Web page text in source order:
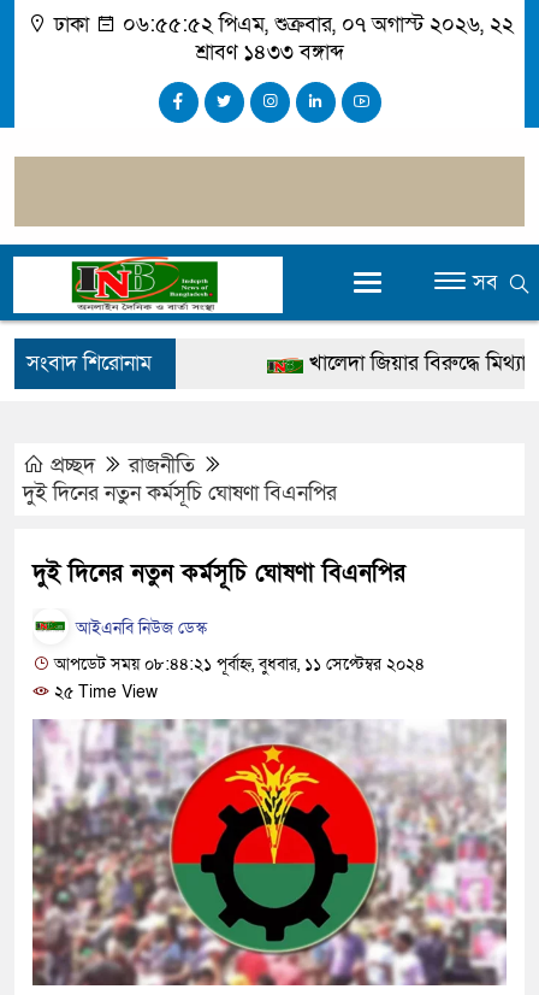
ঢাকা ০৬:৫৫:৫২ পিএম, শুক্রবার, ০৭ অগাস্ট ২০২৬, ২২
শ্রাবণ ১৪৩৩ বঙ্গাব্দ
সব
সংবাদ শিরোনাম
খালেদা জিয়ার বিরুদ্ধে মিথ্যা
হবে: প্রধানমন্ত্রী
পুলিশ কোনো দলের বা গোষ্ঠীর
স্বরাষ্ট্রমন্ত্রী
গাজীপুরে সাতজনকে হত্যার
হারুনসহ ১০ জন
ঢাকার চারপাশে সচল হবে নৌপথ,
রাজধানীর দুই মেট্রো স্টেশনে
আদালতকে বলতে চাইলাম ফাঁসি
প্রচ্ছদ
রাজনীতি
দুই দিনের নতুন কর্মসূচি ঘোষণা বিএনপির
দুই দিনের নতুন কর্মসূচি ঘোষণা বিএনপির
আইএনবি নিউজ ডেস্ক
আপডেট সময় ০৮:৪৪:২১ পূর্বাহ্ন, বুধবার, ১১ সেপ্টেম্বর ২০২৪
২৫ Time View